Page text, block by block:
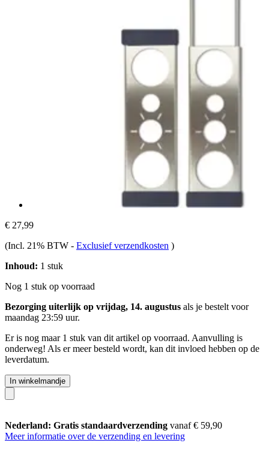
€ 27,99
(Incl. 21% BTW - Exclusief verzendkosten )
Inhoud: 1 stuk
Nog 1 stuk op voorraad
Bezorging uiterlijk op vrijdag, 14. augustus als je bestelt voor
maandag 23:59 uur.
Er is nog maar 1 stuk van dit artikel op voorraad. Aanvulling is
onderweg! Als er meer besteld wordt, kan dit invloed hebben op de
leverdatum.
In winkelmandje
Nederland: Gratis standaardverzending vanaf € 59,90
Meer informatie over de verzending en levering